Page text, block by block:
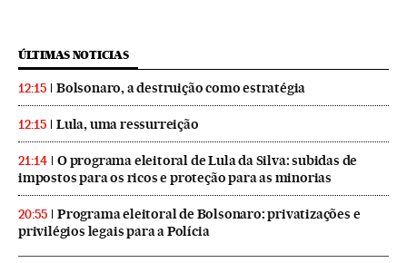
ÚLTIMAS NOTICIAS
12:15 Bolsonaro, a destruição como estratégia
12:15 Lula, uma ressurreição
21:14
O programa eleitoral de Lula da Silva: subidas de
impostos para os ricos e proteção para as minorias
20:55
Programa eleitoral de Bolsonaro: privatizações e
privilégios legais para a Polícia